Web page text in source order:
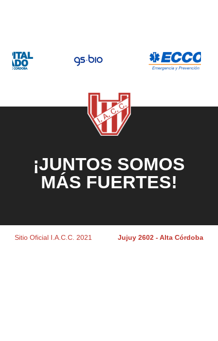
¡JUNTOS SOMOS
MÁS FUERTES!
Sitio Oficial I.A.C.C. 2021 Jujuy 2602 - Alta Córdoba